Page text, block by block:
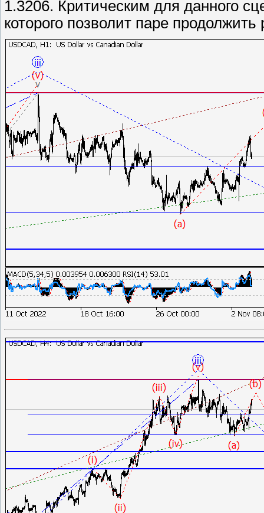
1.3206. Критическим для данного
которого позволит паре